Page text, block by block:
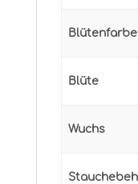
Blütenfarbe
Blüte
Wuchs